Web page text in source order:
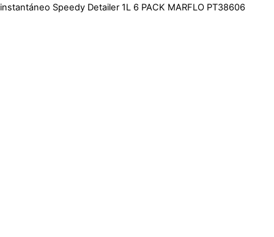
instantáneo Speedy Detailer 1L 6 PACK MARFLO PT38606